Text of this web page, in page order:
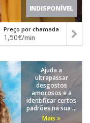
INDISPONÍVEL
Preço por chamada
1,50€/min
Ajuda a
ultrapassar
desgostos
amorosos e a
identificar certos
padrões na sua ...
Mais